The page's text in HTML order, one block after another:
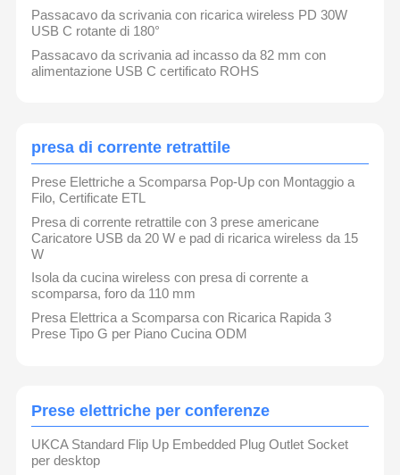
Passacavo da scrivania con ricarica wireless PD 30W
USB C rotante di 180°
Passacavo da scrivania ad incasso da 82 mm con
alimentazione USB C certificato ROHS
presa di corrente retrattile
Prese Elettriche a Scomparsa Pop-Up con Montaggio a
Filo, Certificate ETL
Presa di corrente retrattile con 3 prese americane
Caricatore USB da 20 W e pad di ricarica wireless da 15
W
Isola da cucina wireless con presa di corrente a
scomparsa, foro da 110 mm
Presa Elettrica a Scomparsa con Ricarica Rapida 3
Prese Tipo G per Piano Cucina ODM
Prese elettriche per conferenze
UKCA Standard Flip Up Embedded Plug Outlet Socket
per desktop